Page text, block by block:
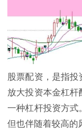
股票配资，是指
放大投资本金杠
一种杠杆投资方式
但也伴随着较高的